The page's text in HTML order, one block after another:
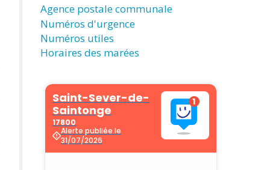
Agence postale communale
Numéros d'urgence
Numéros utiles
Horaires des marées